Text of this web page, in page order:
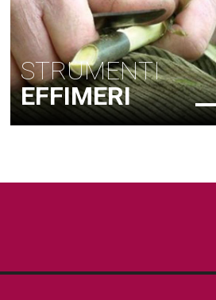
STRUMENTI
EFFIMERI